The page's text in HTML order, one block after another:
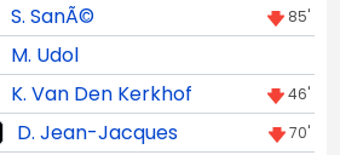
S. SanÃ© 85'
M. Udol
K. Van Den Kerkhof 46'
D. Jean-Jacques 70'